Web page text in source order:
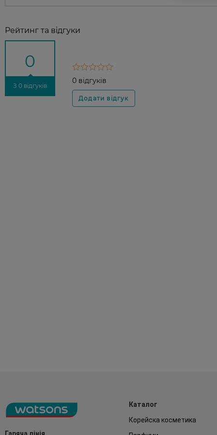
Рейтинг та відгуки
0
З 0 відгуків
0 відгуків
Каталог
Корейска косметика